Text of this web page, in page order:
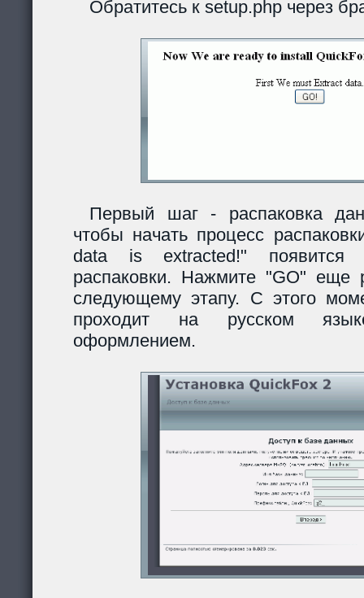
Обратитесь к setup.php через
Первый шаг - распаковка
чтобы начать процесс
data is extracted!" появится
распаковки. Нажмите "GO" еще
следующему этапу. С этого
проходит на русском
оформлением.